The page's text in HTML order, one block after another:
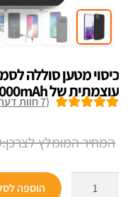
עוצמתית של 5000mAh
לקוחות
(
7חוות
הוספה